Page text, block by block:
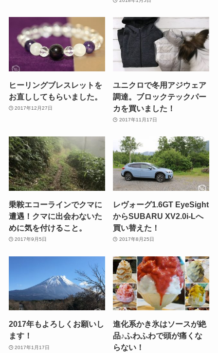
ヒーリングブレスレットを
お直ししてもらいました。
2017年12月27日
ユニクロで冬用アジウェア
調達。ブロックテックパー
カを買いました！
2017年11月17日
乗鞍エコーラインでクマに
遭遇！クマに出会わないた
めに気を付けること。
2017年9月5日
レヴォーグ1.6GT EyeSight
からSUBARU XV2.0i-Lへ
買い替えた！
2017年8月25日
2017年もよろしくお願いし
ます！
2017年1月17日
進化系かき氷はソースが絶
品♪ふわふわで頭が痛くな
らない！